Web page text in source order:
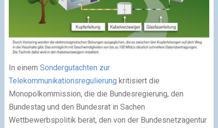
In einem Sondergutachten zur
Telekommunikationsregulierung kritisiert die
Monopolkommission, die die Bundesregierung, den
Bundestag und den Bundesrat in Sachen
Wettbewerbspolitik berät, den von der Bundesnetzagentur